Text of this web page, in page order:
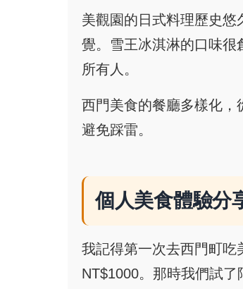
美觀園的日式料理歷史
覺。雪王冰淇淋的口味很
所有人。
西門美食的餐廳多樣化，
避免踩雷。
個人美食體驗分
我記得第一次去西門町吃
NT$1000。那時我們試